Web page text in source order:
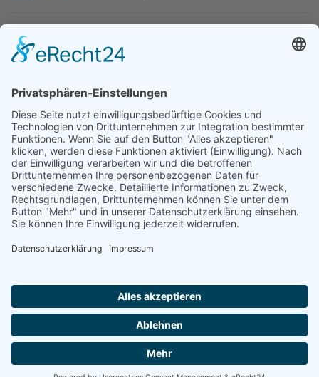
Theodor Voß
ISBN 978-3-934508-36-1
Anzahl
In den Warenkorb